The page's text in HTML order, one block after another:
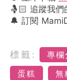
🤱🏻 追蹤我們
🔔 訂閱
標籤: 專欄
蛋糕
無